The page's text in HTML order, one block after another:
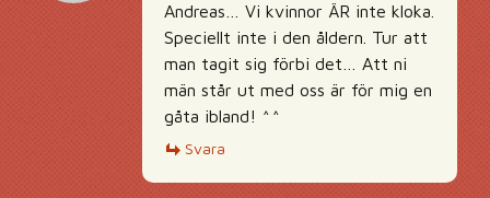
Andreas… Vi kvinnor ÄR inte kloka.
Speciellt inte i den åldern. Tur att
man tagit sig förbi det… Att ni
män står ut med oss är för mig en
gåta ibland! ^^
Svara